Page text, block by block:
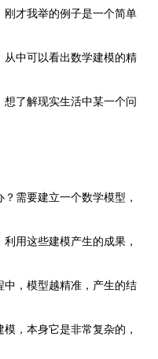
刚才我举的例子是一个简单
从中可以看出数学建模的精
了解现实生活中某一个问
需要建立一个数学模型，
用这些建模产生的成果，
中，模型越精准，产生的结
，本身它是非常复杂的，